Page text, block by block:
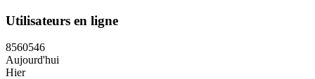
Utilisateurs en ligne
8560546
Aujourd'hui
Hier